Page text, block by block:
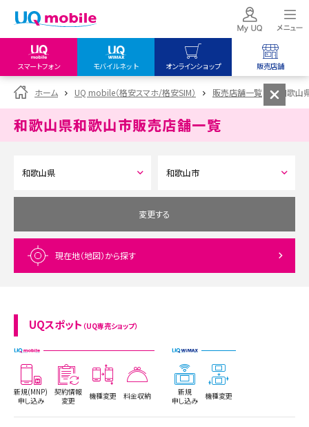
スマートフォン モバイルネット オンラインショップ 販売店舗
my UQ WiMAX
UQ WiMAX ご契約の方
My UQ mobile
データチャージサイト
UQ mobile
オンラインショップ
UQ WiMAX
UQ mobile
販売店舗
UQ WiMAX
ホーム UQ mobile（格安スマホ/格安SIM） 販売店舗一覧 和歌
和歌山県和歌山市販売店舗一覧
変更する
現在地（地図）から探す
UQスポット （UQ専売ショップ）
新規(MNP)
申し込み
契約情報
変更
機種変更 料金収納
新規
申し込み
機種変更